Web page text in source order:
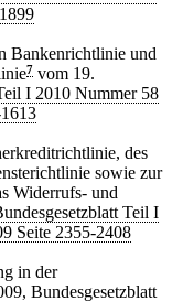
Bankenrichtlinie und
7 vom 19.
I 2010 Nummer 58
des
sowie zur
Widerrufs- und
Teil I
Seite 2355-2408
in der
Bundesgesetzblatt